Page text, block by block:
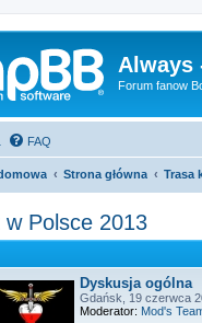
Always
Forum fanow
FAQ
Strona główna Trasa
w Polsce 2013
Dyskusja ogólna
Gdańsk, 19 czerwca
Moderator: Mod's